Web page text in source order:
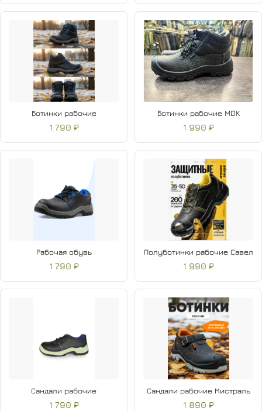
Ботинки рабочие
1 790 ₽
Ботинки рабочие MDK
1 990 ₽
Рабочая обувь
1 790 ₽
Полуботинки рабочие Савел
1 990 ₽
Сандали рабочие
1 790 ₽
Сандали рабочие Мистраль
1 890 ₽